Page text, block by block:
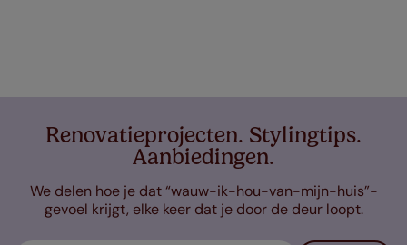
Renovatieprojecten. Stylingtips.
Aanbiedingen.
We delen hoe je dat “wauw-ik-hou-van-mijn-huis”-
gevoel krijgt, elke keer dat je door de deur loopt.